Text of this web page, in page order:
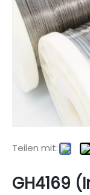
Teilen mit:
GH4169